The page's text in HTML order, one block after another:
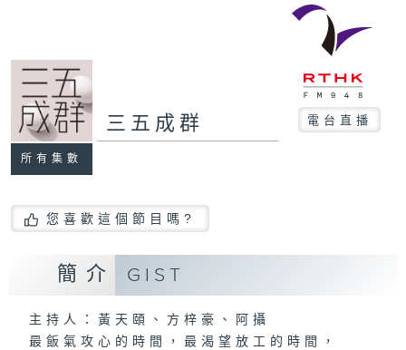
所有集數
三五成群 電台直播
您喜歡這個節目嗎?
簡介 GIST
主持人：黃天頤、方梓豪、阿攝
最飯氣攻心的時間，最渴望放工的時間，